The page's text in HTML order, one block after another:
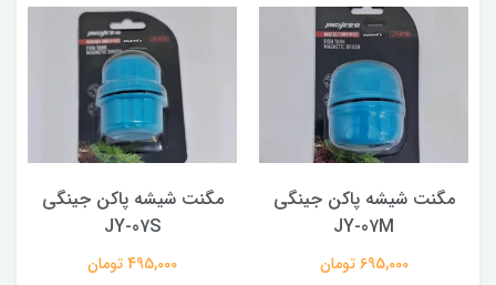
مگنت شیشه پاکن جینگی
JY-07M
695,000 تومان
مگنت شیشه پاکن جینگی
JY-07S
495,000 تومان